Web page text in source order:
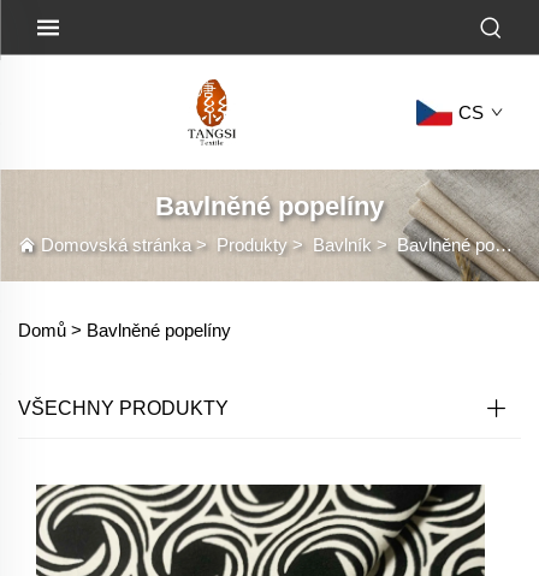
CS
Bavlněné popelíny
Domovská stránka> Produkty> Bavlník > Bavlněné popelíny
Domů > Bavlněné popelíny
VŠECHNY PRODUKTY